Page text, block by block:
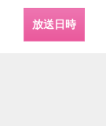
放送日時